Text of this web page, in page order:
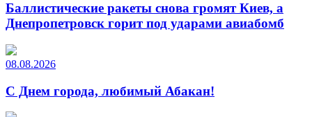
Баллистические ракеты снова громят Киев, а
Днепропетровск горит под ударами авиабомб
08.08.2026
С Днем города, любимый Абакан!